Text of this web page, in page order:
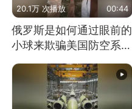
20.1万 次播放 00:44
俄罗斯是如何通过眼前的
小球来欺骗美国防空系统